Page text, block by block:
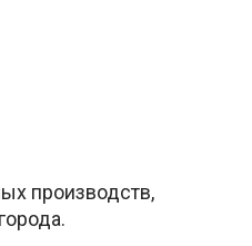
производств,